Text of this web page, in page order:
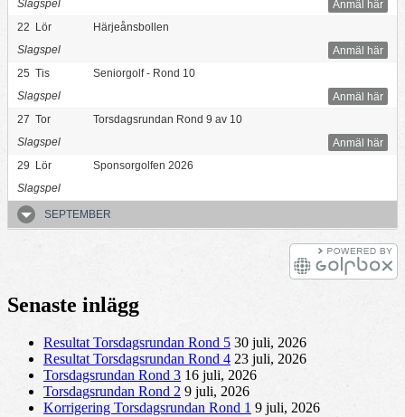
Anmäl här
Slagspel
22 Lör
Härjeånsbollen
Anmäl här
Slagspel
25 Tis
Seniorgolf - Rond 10
Anmäl här
Slagspel
27 Tor
Torsdagsrundan Rond 9 av 10
Anmäl här
Slagspel
29 Lör
Sponsorgolfen 2026
Slagspel
SEPTEMBER
Senaste inlägg
Resultat Torsdagsrundan Rond 5 30 juli, 2026
Resultat Torsdagsrundan Rond 4 23 juli, 2026
Torsdagsrundan Rond 3 16 juli, 2026
Torsdagsrundan Rond 2 9 juli, 2026
Korrigering Torsdagsrundan Rond 1 9 juli, 2026